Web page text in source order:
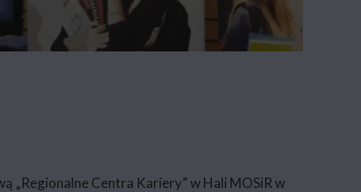
„Regionalne Centra Kariery” w Hali MOSiR w